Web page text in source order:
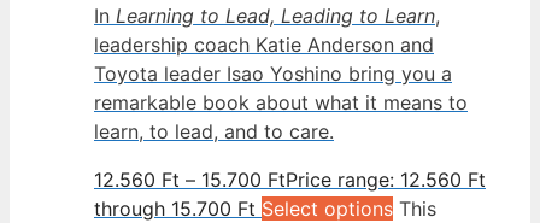
In Learning to Lead, Leading to Learn,
leadership coach Katie Anderson and
Toyota leader Isao Yoshino bring you a
remarkable book about what it means to
learn, to lead, and to care.
12.560 Ft – 15.700 FtPrice range: 12.560 Ft
through 15.700 Ft Select options This